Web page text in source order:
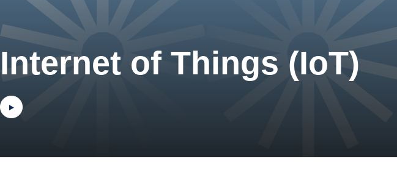
Internet of Things (IoT)
Guarda